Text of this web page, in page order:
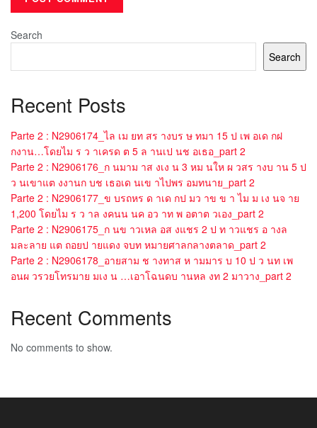
Search
Search
Recent Posts
Parte 2 : N2906174_ไล เม ยท สร างบร ษ ทมา 15 ป เพ อเด กฝ
กงาน…โดยไม ร ว าเครด ต 5 ล านเป นช อเธอ_part 2
Parte 2 : N2906176_ก นมาม าส งเง น 3 หม นให ผ วสร างบ าน 5 ป
ว นเขาแต งงานก บช เธอเด นเข าไปพร อมทนาย_part 2
Parte 2 : N2906177_ข บรถหร ด าเด กป มว าข ข า ไม ม เง นจ าย
1,200 โดยไม ร ว าล งคนน นค อว าท พ อตาต วเอง_part 2
Parte 2 : N2906175_ก นข าวเหล อส งแชร 2 ป ท าวแชร อ างล
มละลาย แต ถอยป ายแดง จบท หมายศาลกลางตลาด_part 2
Parte 2 : N2906178_อายสาม ช างทาส ห ามมาร บ 10 ป ว นท เพ
อนผ วรวยโทรมาย มเง น …เอาโฉนดบ านหล งท 2 มาวาง_part 2
Recent Comments
No comments to show.